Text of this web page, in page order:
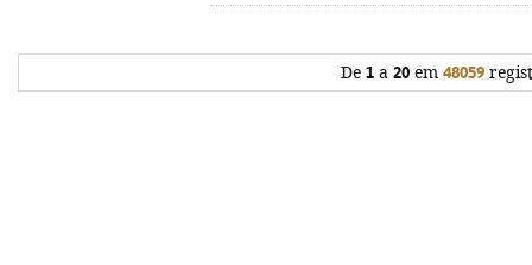
De 1 a 20 em 48059